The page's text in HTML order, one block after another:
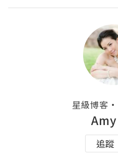
星級博客 ・
追蹤